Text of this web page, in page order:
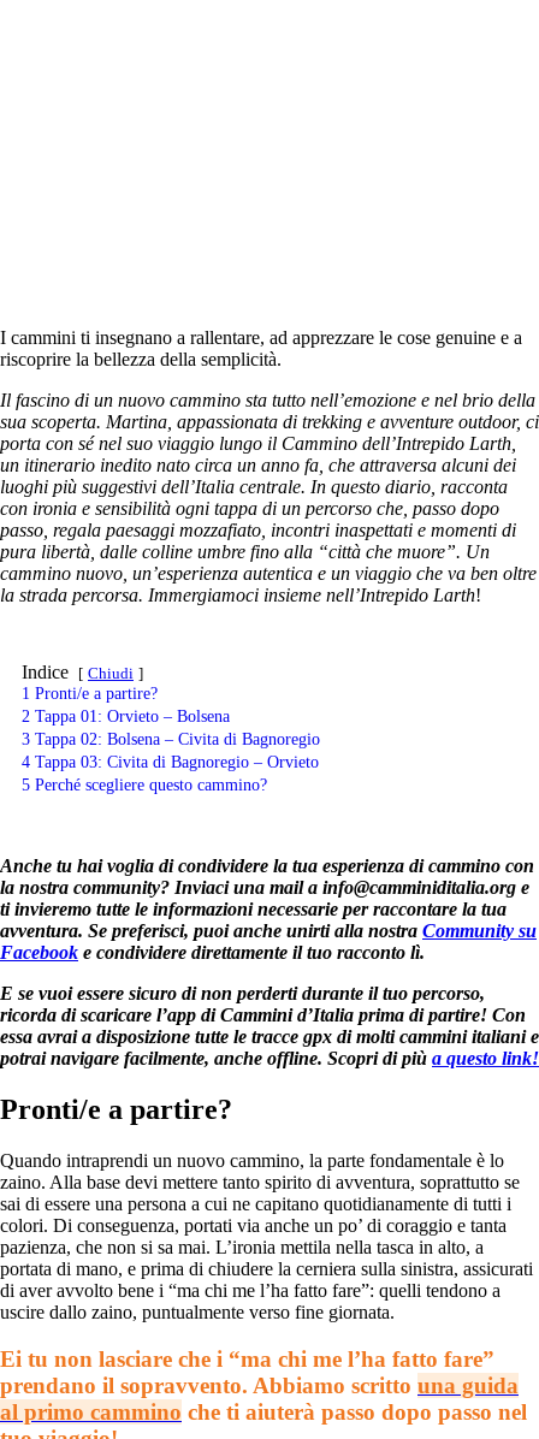
I cammini ti insegnano a rallentare, ad apprezzare le cose genuine e a
riscoprire la bellezza della semplicità.
Il fascino di un nuovo cammino sta tutto nell’emozione e nel brio della
sua scoperta. Martina, appassionata di trekking e avventure outdoor, ci
porta con sé nel suo viaggio lungo il Cammino dell’Intrepido Larth,
un itinerario inedito nato circa un anno fa, che attraversa alcuni dei
luoghi più suggestivi dell’Italia centrale. In questo diario, racconta
con ironia e sensibilità ogni tappa di un percorso che, passo dopo
passo, regala paesaggi mozzafiato, incontri inaspettati e momenti di
pura libertà, dalle colline umbre fino alla “città che muore”. Un
cammino nuovo, un’esperienza autentica e un viaggio che va ben oltre
la strada percorsa. Immergiamoci insieme nell’Intrepido Larth!
Indice Chiudi
1 Pronti/e a partire?
2 Tappa 01: Orvieto – Bolsena
3 Tappa 02: Bolsena – Civita di Bagnoregio
4 Tappa 03: Civita di Bagnoregio – Orvieto
5 Perché scegliere questo cammino?
Anche tu hai voglia di condividere la tua esperienza di cammino con
la nostra community? Inviaci una mail a info@camminiditalia.org e
ti invieremo tutte le informazioni necessarie per raccontare la tua
avventura. Se preferisci, puoi anche unirti alla nostra Community su
Facebook e condividere direttamente il tuo racconto lì.
E se vuoi essere sicuro di non perderti durante il tuo percorso,
ricorda di scaricare l’app di Cammini d’Italia prima di partire! Con
essa avrai a disposizione tutte le tracce gpx di molti cammini italiani e
potrai navigare facilmente, anche offline. Scopri di più a questo link!
Pronti/e a partire?
Quando intraprendi un nuovo cammino, la parte fondamentale è lo
zaino. Alla base devi mettere tanto spirito di avventura, soprattutto se
sai di essere una persona a cui ne capitano quotidianamente di tutti i
colori. Di conseguenza, portati via anche un po’ di coraggio e tanta
pazienza, che non si sa mai. L’ironia mettila nella tasca in alto, a
portata di mano, e prima di chiudere la cerniera sulla sinistra, assicurati
di aver avvolto bene i “ma chi me l’ha fatto fare”: quelli tendono a
uscire dallo zaino, puntualmente verso fine giornata.
Ei tu non lasciare che i “ma chi me l’ha fatto fare”
prendano il sopravvento. Abbiamo scritto una guida
al primo cammino che ti aiuterà passo dopo passo nel